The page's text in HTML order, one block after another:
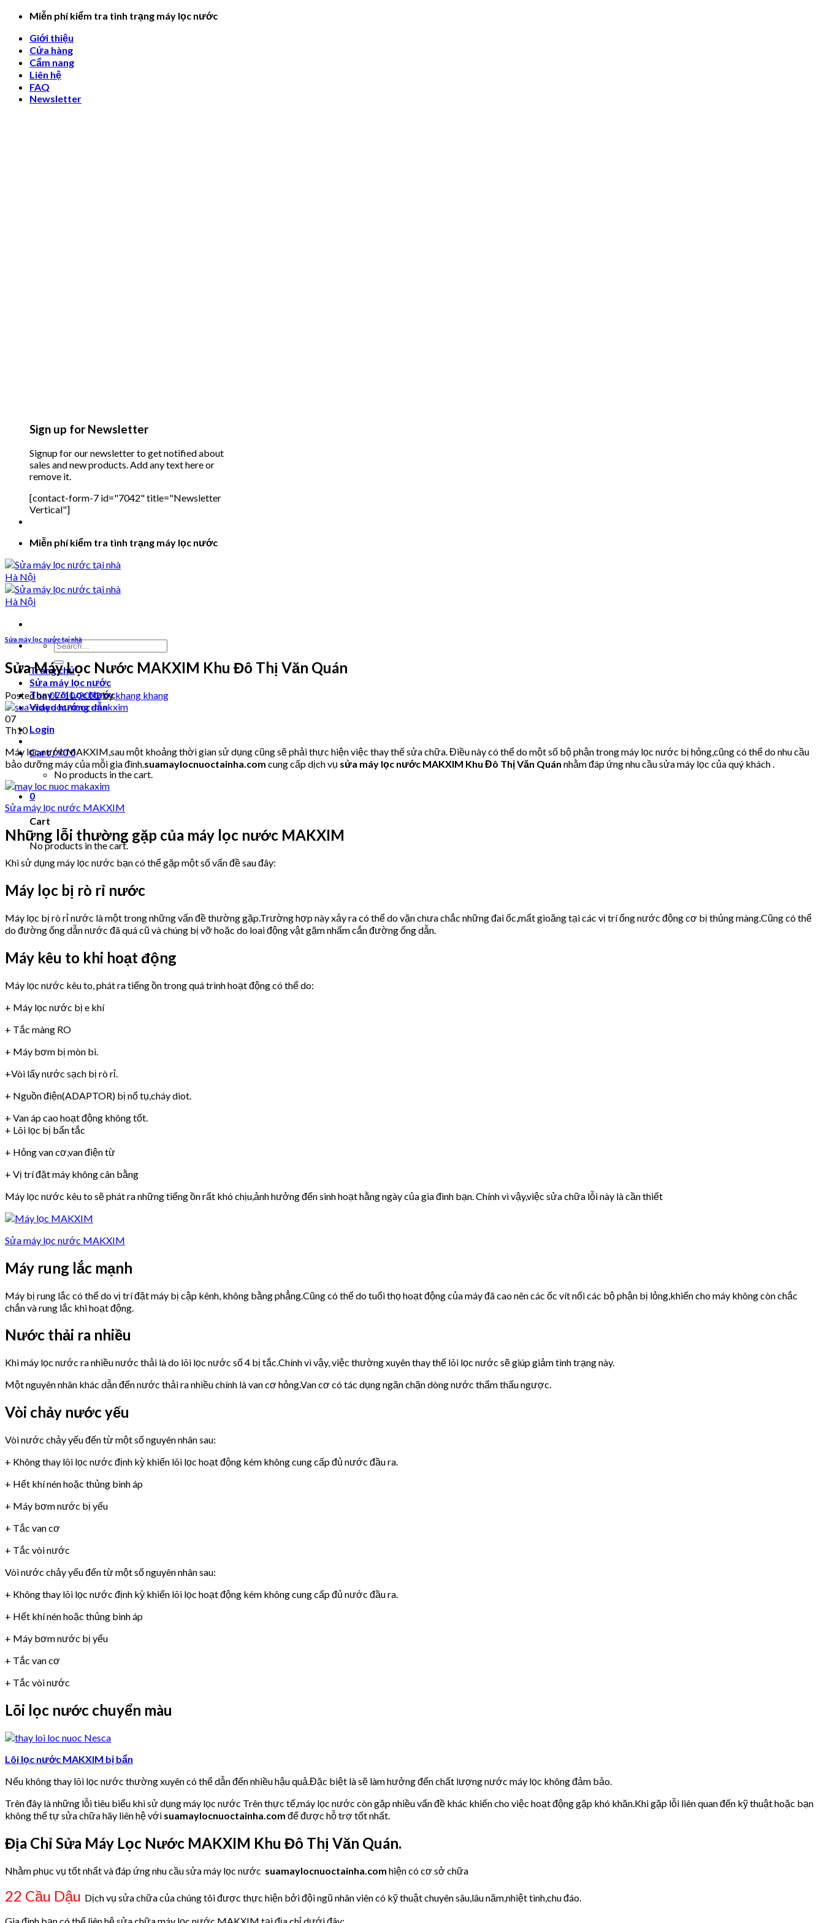
Skip
content
Miễn phí kiểm tra tình trạng máy lọc nước
Giới thiệu
Cửa hàng
Cẩm nang
Liên hệ
FAQ
Newsletter
Sign up for Newsletter
Signup for our newsletter to get notified about
sales and new products. Add any text here or
remove it.
[contact-form-7 id="7042" title="Newsletter
Vertical"]
Miễn phí kiểm tra tình trạng máy lọc nước
Search
for:
Trang chủ
Sửa máy lọc nước
Thay Lõi Lọc Nước
Video hướng dẫn
Login
Cart /₫00
No products in the cart.
0
Cart
No products in the cart.
Sửa máy lọc nước tại nhà
Sửa Máy Lọc Nước MAKXIM Khu Đô Thị Văn Quán
Posted on07/10/2022bykhang khang
07
Th10
Máy lọc nước MAKXIM,sau một khoảng thời gian sử dụng cũng sẽ phải thực hiện việc thay thế sửa chữa. Điều này có thể do một số bộ phận trong máy lọc nước bị hỏng,cũng có thể do nhu cầu
bảo dưỡng máy của mỗi gia đình.suamaylocnuoctainha.com cung cấp dịch vụ sửa máy lọc nước MAKXIM Khu Đô Thị Văn Quán nhằm đáp ứng nhu cầu sửa máy lọc của quý khách .
Sửa máy lọc nước MAKXIM
Những lỗi thường gặp của máy lọc nước MAKXIM
Khi sử dụng máy lọc nước bạn có thể gặp một số vấn đề sau đây:
Máy lọc bị rò rỉ nước
Máy lọc bị rò rỉ nước là một trong những vấn đề thường gặp.Trường hợp này xảy ra có thể do vặn chưa chắc những đai ốc,mất gioăng tại các vị trí ống nước động cơ bị thủng màng.Cũng có thể
do đường ống dẫn nước đã quá cũ và chúng bị vỡ hoặc do loai động vật gặm nhấm cắn đường ống dẫn.
Máy kêu to khi hoạt động
Máy lọc nước kêu to, phát ra tiếng ồn trong quá trình hoạt động có thể do:
+ Máy lọc nước bị e khí
+ Tắc màng RO
+ Máy bơm bị mòn bi.
+Vòi lấy nước sạch bị rò rỉ.
+ Nguồn điện(ADAPTOR) bị nổ tụ,cháy diot.
+ Van áp cao hoạt động không tốt.
+ Lõi lọc bị bẩn tắc
+ Hỏng van cơ,van điện từ
+ Vị trí đặt máy không cân bằng
Máy lọc nước kêu to sẽ phát ra những tiếng ồn rất khó chịu,ảnh hưởng đến sinh hoạt hằng ngày của gia đình bạn. Chính vì vậy,việc sửa chữa lỗi này là cần thiết
Sửa máy lọc nước MAKXIM
Máy rung lắc mạnh
Máy bị rung lắc có thể do vị trí đặt máy bị cập kênh, không bằng phẳng.Cũng có thể do tuổi thọ hoạt động của máy đã cao nên các ốc vít nối các bộ phận bị lỏng,khiến cho máy không còn chắc
chắn và rung lắc khi hoạt động.
Nước thải ra nhiều
Khi máy lọc nước ra nhiều nước thải là do lõi lọc nước số 4 bị tắc.Chính vì vậy, việc thường xuyên thay thế lõi lọc nước sẽ giúp giảm tình trạng này.
Một nguyên nhân khác dẫn đến nước thải ra nhiều chính là van cơ hỏng.Van cơ có tác dụng ngăn chặn dòng nước thẩm thấu ngược.
Vòi chảy nước yếu
Vòi nước chảy yếu đến từ một số nguyên nhân sau:
+ Không thay lõi lọc nước định kỳ khiến lõi lọc hoạt động kém không cung cấp đủ nước đầu ra.
+ Hết khí nén hoặc thủng bình áp
+ Máy bơm nước bị yếu
+ Tắc van cơ
+ Tắc vòi nước
Vòi nước chảy yếu đến từ một số nguyên nhân sau:
+ Không thay lõi lọc nước định kỳ khiến lõi lọc hoạt động kém không cung cấp đủ nước đầu ra.
+ Hết khí nén hoặc thủng bình áp
+ Máy bơm nước bị yếu
+ Tắc van cơ
+ Tắc vòi nước
Lõi lọc nước chuyển màu
Lõi lọc nước MAKXIM bị bẩn
Nếu không thay lõi lọc nước thường xuyên có thể dẫn đến nhiều hậu quả.Đặc biệt là sẽ làm hưởng đến chất lượng nước máy lọc không đảm bảo.
Trên đây là những lỗi tiêu biểu khi sử dụng máy lọc nước Trên thực tế,máy lọc nước còn gặp nhiều vấn đề khác khiến cho việc hoạt động gặp khó khăn.Khi gặp lỗi liên quan đến kỹ thuật hoặc bạn
không thể tự sửa chữa hãy liên hệ với suamaylocnuoctainha.com để được hỗ trợ tốt nhất.
Địa Chỉ Sửa Máy Lọc Nước MAKXIM Khu Đô Thị Văn Quán.
Nhằm phục vụ tốt nhất và đáp ứng nhu cầu sửa máy lọc nước suamaylocnuoctainha.com hiện có cơ sở chữa
22 Cầu Dậu Dịch vụ sửa chữa của chúng tôi được thực hiện bởi đội ngũ nhân viên có kỹ thuật chuyên sâu,lâu năm,nhiệt tình,chu đáo.